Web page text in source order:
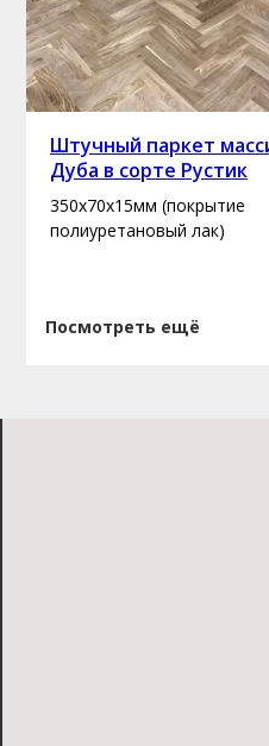
Штучный паркет
Дуба в сорте Рустик
350х70х15мм (покрытие
полиуретановый лак)
Посмотреть ещё